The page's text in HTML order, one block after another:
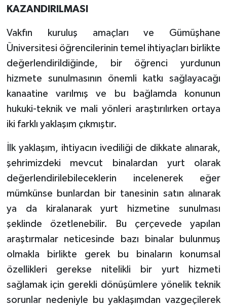
KAZANDIRILMASI
Vakfın kuruluş amaçları ve Gümüşhane
Üniversitesi öğrencilerinin temel ihtiyaçları birlikte
değerlendirildiğinde, bir öğrenci yurdunun
hizmete sunulmasının önemli katkı sağlayacağı
kanaatine varılmış ve bu bağlamda konunun
hukuki-teknik ve mali yönleri araştırılırken ortaya
iki farklı yaklaşım çıkmıştır.
İlk yaklaşım, ihtiyacın ivediliği de dikkate alınarak,
şehrimizdeki mevcut binalardan yurt olarak
değerlendirilebileceklerin incelenerek eğer
mümkünse bunlardan bir tanesinin satın alınarak
ya da kiralanarak yurt hizmetine sunulması
şeklinde özetlenebilir. Bu çerçevede yapılan
araştırmalar neticesinde bazı binalar bulunmuş
olmakla birlikte gerek bu binaların konumsal
özellikleri gerekse nitelikli bir yurt hizmeti
sağlamak için gerekli dönüşümlere yönelik teknik
sorunlar nedeniyle bu yaklaşımdan vazgeçilerek